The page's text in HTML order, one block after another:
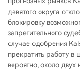
ение спортивных
ая их нарушением
ивает, что её
ральным
по торговле
живает позицию платформы.
зволяет Неваде
девятого округа
блокировку
запретительного
случае одобрения
прекратить работу в
вероятно, около